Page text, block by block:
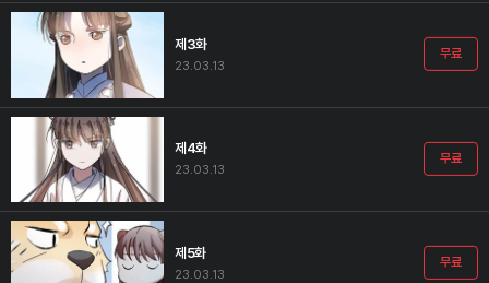
제3화
23.03.13
무료
제4화
23.03.13
무료
제5화
23.03.13
무료